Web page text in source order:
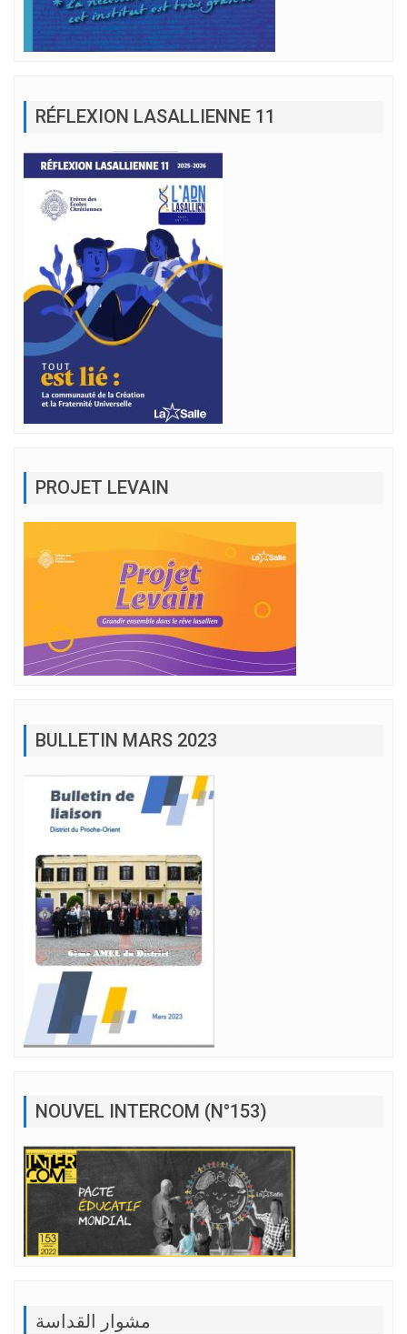
RÉFLEXION LASALLIENNE 11
PROJET LEVAIN
BULLETIN MARS 2023
NOUVEL INTERCOM (N°153)
مشوار القداسة